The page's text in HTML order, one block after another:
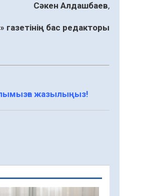
Сәкен Алдашбаев,
бас редакторы
жазылыңыз!